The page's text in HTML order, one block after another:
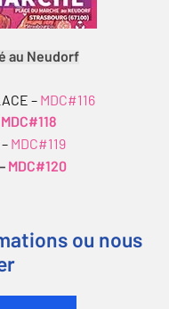
au Neudorf
– MDC#116
MDC#118
MDC#119
MDC#120
ou nous